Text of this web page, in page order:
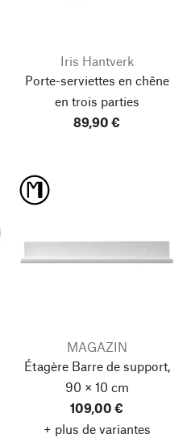
Iris Hantverk
Porte-serviettes en chêne
en trois parties
89,90 €
MAGAZIN
Étagère Barre de support,
90 × 10 cm
109,00 €
+ plus de variantes